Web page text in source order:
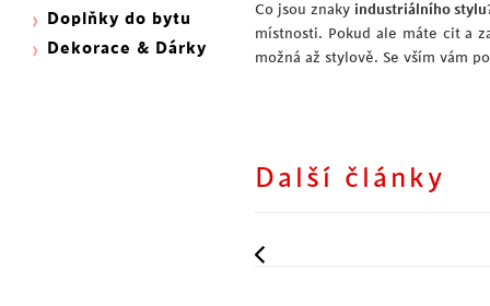
Co jsou znaky industriálního stylu
místnosti. Pokud ale máte cit a
možná až stylově. Se vším vám
Další články
Doplňky do bytu
Dekorace & Dárky